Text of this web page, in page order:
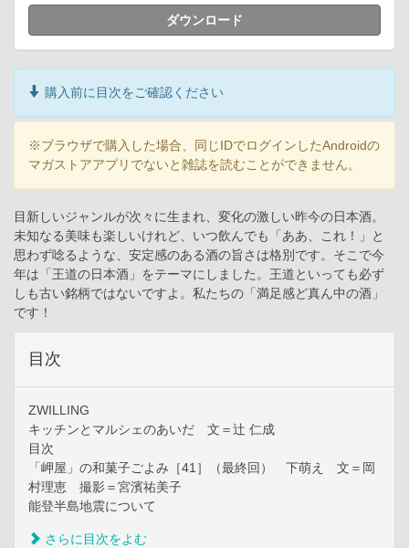
ダウンロード
購入前に目次をご確認ください
※ブラウザで購入した場合、同じIDでログインしたAndroidの
マガストアアプリでないと雑誌を読むことができません。
目新しいジャンルが次々に生まれ、変化の激しい昨今の日本酒。
未知なる美味も楽しいけれど、いつ飲んでも「ああ、これ！」と
思わず唸るような、安定感のある酒の旨さは格別です。そこで今
年は「王道の日本酒」をテーマにしました。王道といっても必ず
しも古い銘柄ではないですよ。私たちの「満足感ど真ん中の酒」
です！
目次
ZWILLING
キッチンとマルシェのあいだ 文＝辻 仁成
目次
「岬屋」の和菓子ごよみ［41］（最終回） 下萌え 文＝岡
村理恵 撮影＝宮濱祐美子
能登半島地震について
さらに目次をよむ